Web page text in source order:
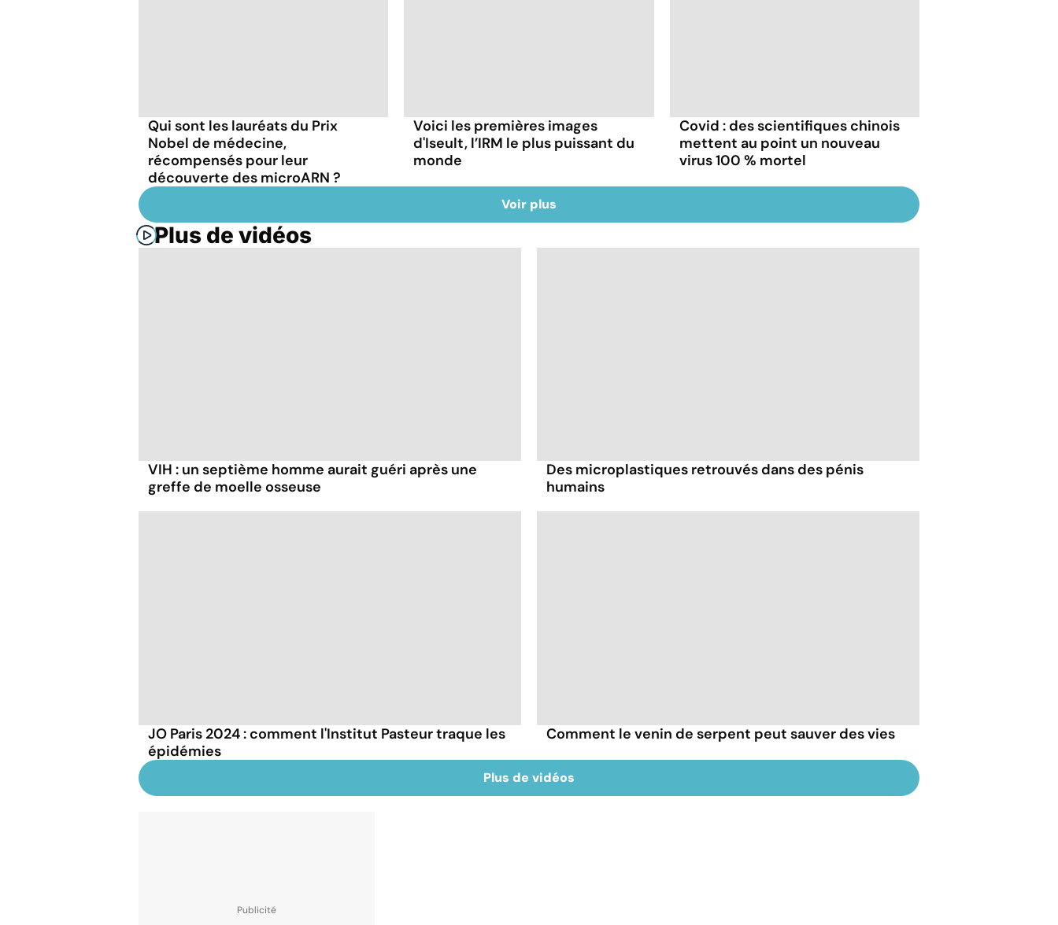
Qui sont les lauréats du Prix
Nobel de médecine,
récompensés pour leur
découverte des microARN ?
Voici les premières images
d'Iseult, l’IRM le plus puissant du
monde
Covid : des scientifiques chinois
mettent au point un nouveau
virus 100 % mortel
Voir plus
Plus de vidéos
VIH : un septième homme aurait guéri après une
greffe de moelle osseuse
Des microplastiques retrouvés dans des pénis
humains
JO Paris 2024 : comment l'Institut Pasteur traque les
épidémies
Comment le venin de serpent peut sauver des vies
Plus de vidéos